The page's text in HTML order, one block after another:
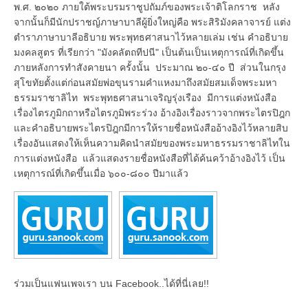
พ.ศ. ๒๐๒๐ ภายใต้พระบรมราชูปถัมภ์ของพระเจ้าติโลกราช หลัง
จากนั้นก็มีนักปราชญ์ภาษาบาลีผู้ยิ่งใหญ่คือ พระสิริมังคลาจารย์ แต่ง
ตำราภาษาบาลีอธิบาย พระพุทธศาสนาไว้หลายเล่ม เช่น คำอธิบาย
มงคลสูตร ที่เรียกว่า "มังคลัตถทีปนี" เป็นต้นเป็นเหตุการณ์ที่เกิดขึ้น
ภายหลังการทำสังคายนา ครั้งนั้น ประมาณ ๒๐-๔๐ ปี ส่วนในกรุง
สุโขทัยตั้งแต่ก่อนสมัยพ่อขุนรามคำแหงมาถึงสมัยสมเด็จพระมหา
ธรรมราชาลิไท พระพุทธศาสนาเจริญรุ่งเรือง มีการแต่งหนังสือ
เรื่องไตรภูมิกถาหรือไตรภูมิพระร่วง อ้างอิงเรื่องราวจากพระไตรปิฎก
และคำอธิบายพระไตรปิฎกมีการให้รายชื่อหนังสืออ้างอิงไว้หลายสิบ
เรื่องอันแสดงให้เห็นความคิดนำสมัยของพระมหาธรรมราชาลิไทใน
การแต่งหนังสือ แล้วแสดงรายชื่อหนังสือที่ได้ค้นคว้าอ้างอิงไว้ เป็น
เหตุการณ์ที่เกิดขึ้นเมื่อ ๖๐๐-๘๐๐ ปีมาแล้ว
ร่วมเป็นแฟนเพจเรา บน Facebook..ได้ที่นี่เลย!!